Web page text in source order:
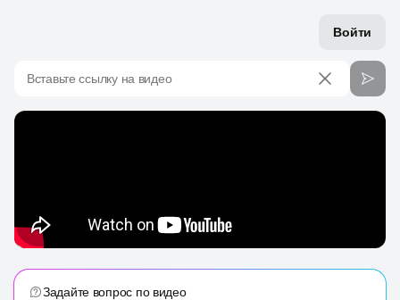
Войти
Вставьте ссылку на видео
Задайте вопрос по видео